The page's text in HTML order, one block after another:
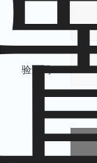
验证码：